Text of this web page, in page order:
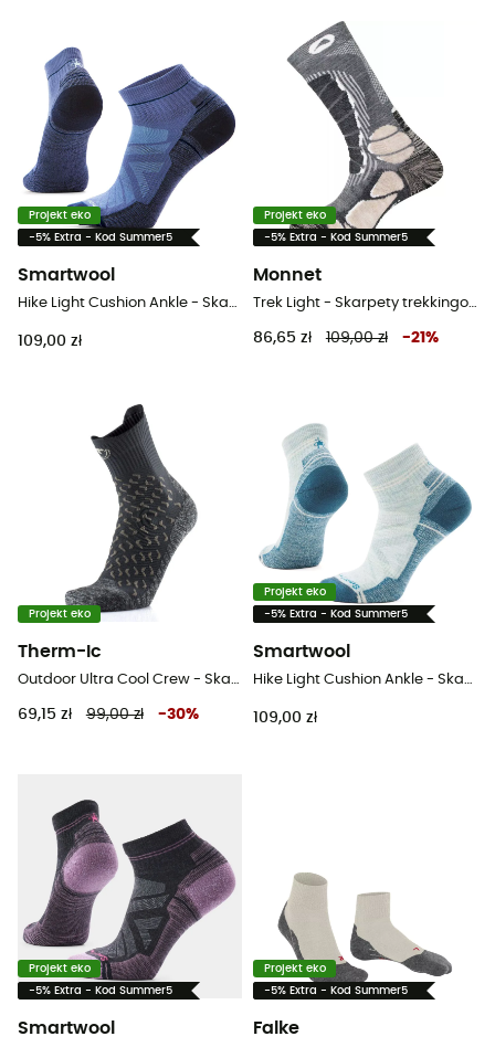
Projekt eko
-5% Extra - Kod Summer5
Smartwool
Hike Light Cushion Ankle - Skarpety trekkingowe
109,00 zł
Projekt eko
-5% Extra - Kod Summer5
Monnet
Trek Light - Skarpety trekkingowe
86,65 zł 109,00 zł -21 %
Projekt eko
Therm-Ic
Outdoor Ultra Cool Crew - Skarpety trekkingowe meskie
69,15 zł 99,00 zł -30%
Projekt eko
-5% Extra - Kod Summer5
Smartwool
Hike Light Cushion Ankle - Skarpety trekkingowe damskie
109,00 zł
Projekt eko
-5% Extra - Kod Summer5
Smartwool
Projekt eko
-5% Extra - Kod Summer5
Falke